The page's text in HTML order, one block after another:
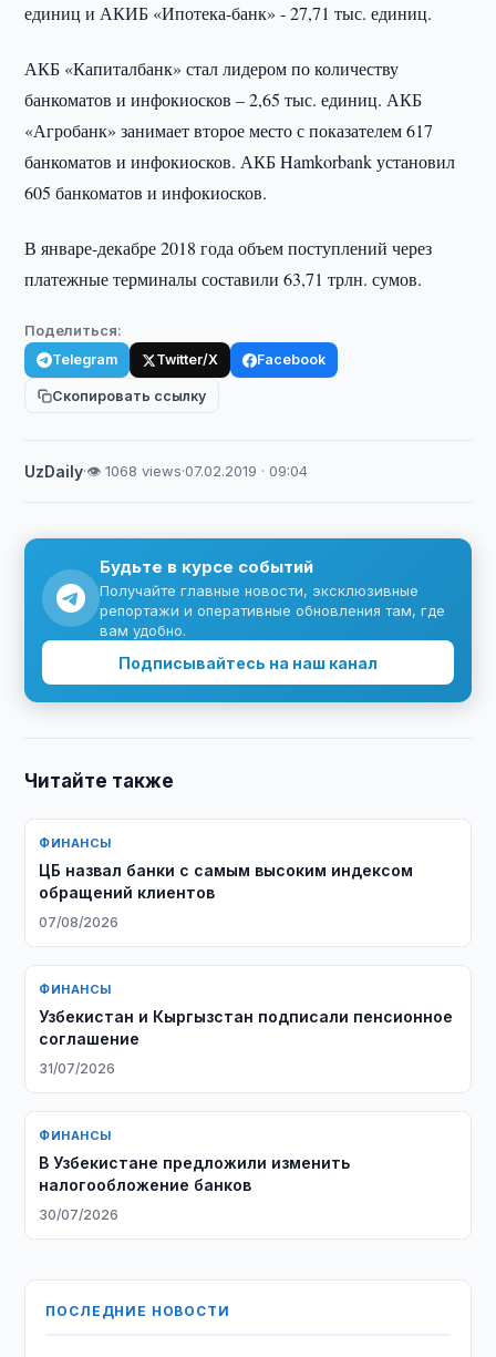
единиц и АКИБ «Ипотека-банк» - 27,71 тыс. единиц.
АКБ «Капиталбанк» стал лидером по количеству
банкоматов и инфокиосков – 2,65 тыс. единиц. АКБ
«Агробанк» занимает второе место с показателем 617
банкоматов и инфокиосков. АКБ Hamkorbank установил
605 банкоматов и инфокиосков.
В январе-декабре 2018 года объем поступлений через
платежные терминалы составили 63,71 трлн. сумов.
Поделиться:
Telegram Twitter/X Facebook
Скопировать ссылку
UzDaily·👁 1068 views·07.02.2019 · 09:04
Будьте в курсе событий
Получайте главные новости, эксклюзивные
репортажи и оперативные обновления там, где
вам удобно.
Подписывайтесь на наш канал
Читайте также
ФИНАНСЫ
ЦБ назвал банки с самым высоким индексом
обращений клиентов
07/08/2026
ФИНАНСЫ
Узбекистан и Кыргызстан подписали пенсионное
соглашение
31/07/2026
ФИНАНСЫ
В Узбекистане предложили изменить
налогообложение банков
30/07/2026
ПОСЛЕДНИЕ НОВОСТИ